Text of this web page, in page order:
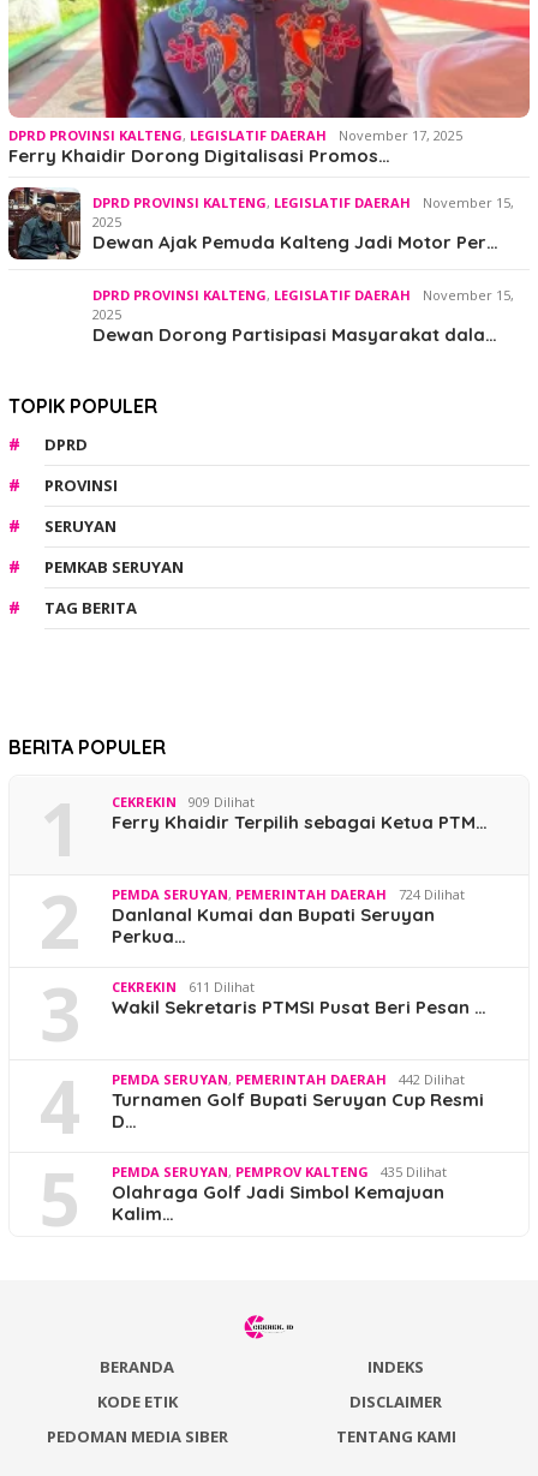
DPRD PROVINSI KALTENG, LEGISLATIF DAERAH November 17, 2025
Ferry Khaidir Dorong Digitalisasi Promos…
DPRD PROVINSI KALTENG, LEGISLATIF DAERAH
November 15,
2025
Dewan Ajak Pemuda Kalteng Jadi Motor Per…
DPRD PROVINSI KALTENG, LEGISLATIF DAERAH
November 15,
2025
Dewan Dorong Partisipasi Masyarakat dala…
TOPIK POPULER
DPRD
PROVINSI
SERUYAN
PEMKAB SERUYAN
TAG BERITA
BERITA POPULER
1 CEKREKIN 909 Dilihat
Ferry Khaidir Terpilih sebagai Ketua PTM…
2 PEMDA SERUYAN, PEMERINTAH DAERAH 724 Dilihat
Danlanal Kumai dan Bupati Seruyan
Perkua…
3 CEKREKIN 611 Dilihat
Wakil Sekretaris PTMSI Pusat Beri Pesan …
4 PEMDA SERUYAN, PEMERINTAH DAERAH 442 Dilihat
Turnamen Golf Bupati Seruyan Cup Resmi
D…
5 PEMDA SERUYAN, PEMPROV KALTENG 435 Dilihat
Olahraga Golf Jadi Simbol Kemajuan
Kalim…
BERANDA
INDEKS
KODE ETIK
DISCLAIMER
PEDOMAN MEDIA SIBER
TENTANG KAMI